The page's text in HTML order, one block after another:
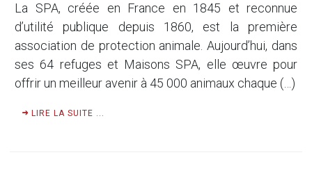
La SPA, créée en France en 1845 et reconnue
d’utilité publique depuis 1860, est la première
association de protection animale. Aujourd’hui, dans
ses 64 refuges et Maisons SPA, elle œuvre pour
offrir un meilleur avenir à 45 000 animaux chaque (…)
LIRE LA SUITE ...